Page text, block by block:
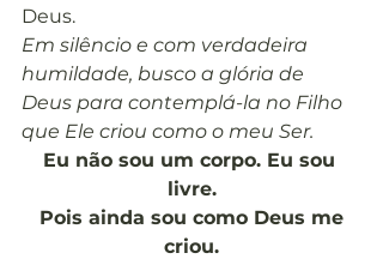
Deus.
Em silêncio e com verdadeira
humildade, busco a glória de
Deus para contemplá-la no Filho
que Ele criou como o meu Ser.
Eu não sou um corpo. Eu sou
livre.
Pois ainda sou como Deus me
criou.